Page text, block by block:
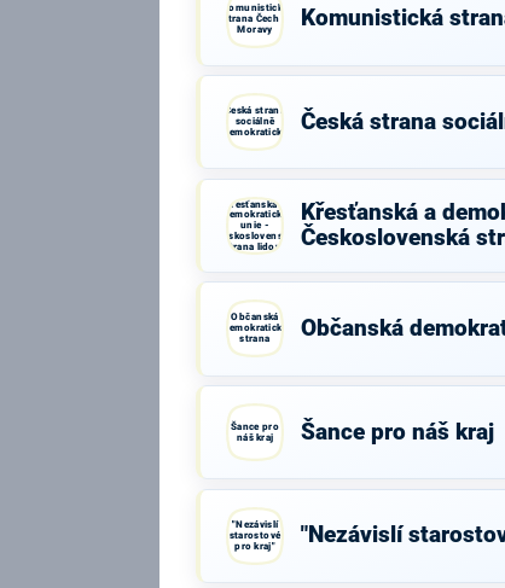
Komunistická
strana Čech a
Moravy
Komunistická
Česká strana
sociálně
demokratická
Česká strana
Křesťanská a
demokratická
unie -
Československá
strana lidová
Křesťanská a
Československá
Občanská
demokratická
strana
Občanská
Šance pro
náš kraj
Šance pro náš kraj
"Nezávislí
starostové
pro kraj"
"Nezávislí